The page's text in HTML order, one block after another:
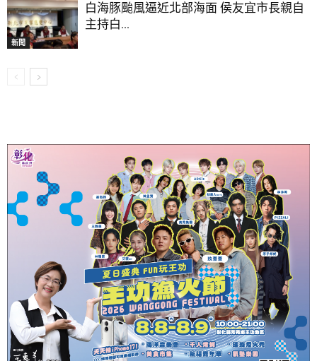
新聞
白海豚颱風逼近北部海面 侯友宜市長親自
主持白...